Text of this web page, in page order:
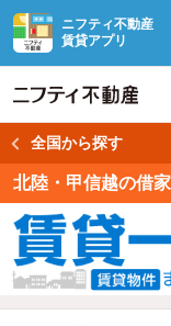
ニフティ不動産
賃貸アプリ
全国から探す
北陸・甲信越の借